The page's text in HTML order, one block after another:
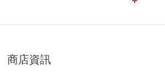
商店資訊